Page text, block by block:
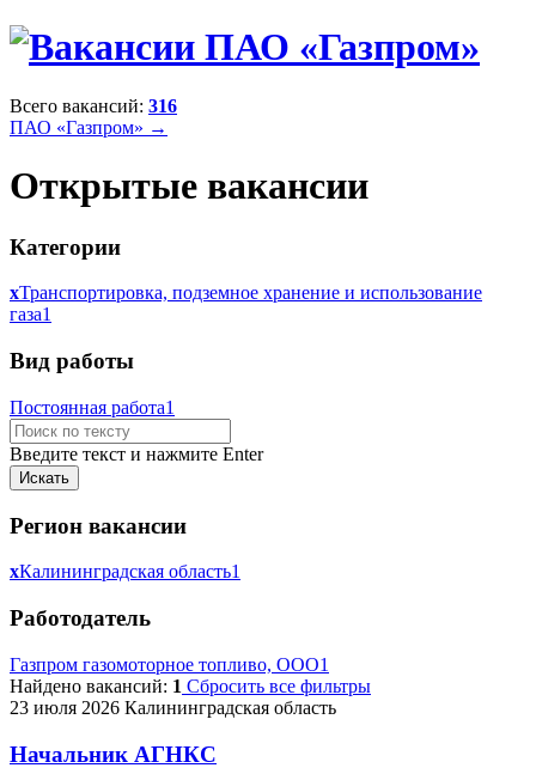
Всего вакансий: 316
ПАО «Газпром» →
Открытые вакансии
Категории
xТранспортировка, подземное хранение и использование
газа1
Вид работы
Постоянная работа1
Введите текст и нажмите Enter
Регион вакансии
xКалининградская область1
Работодатель
Газпром газомоторное топливо, ООО1
Найдено вакансий: 1 Сбросить все фильтры
23 июля 2026 Калининградская область
Начальник АГНКС